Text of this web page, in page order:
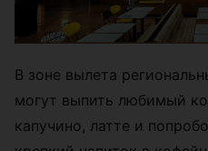
В зоне вылета
могут выпить любимый
капучино, латте и